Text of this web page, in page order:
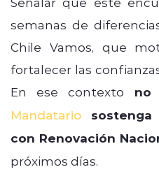
semanas de
Chile Vamos, que
fortalecer las
En ese contexto no
Mandatario sostenga
con Renovación
próximos días.